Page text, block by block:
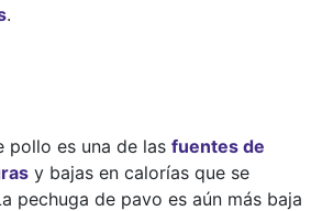
.
pollo es una de las fuentes de
y bajas en calorías que se
pechuga de pavo es aún más baja